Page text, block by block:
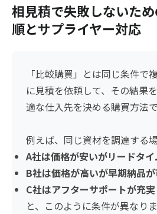
相見積で失敗しないた
順とサプライヤー対応
「比較購買」とは同じ条件で
に見積を依頼して、その結果
適な仕入先を決める購買方法で
例えば、同じ資材を調達する場
A社は価格が安いがリードタ
B社は価格が高いが早期納品
C社はアフターサポートが充実
と、このように条件が異なり